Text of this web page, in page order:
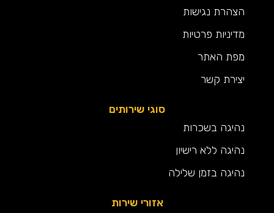
הצהרת נגישות
מדיניות פרטיות
מפת האתר
יצירת קשר
סוגי שירותים
נהיגה בשכרות
נהיגה ללא רישיון
נהיגה בזמן שלילה
אזורי שירות